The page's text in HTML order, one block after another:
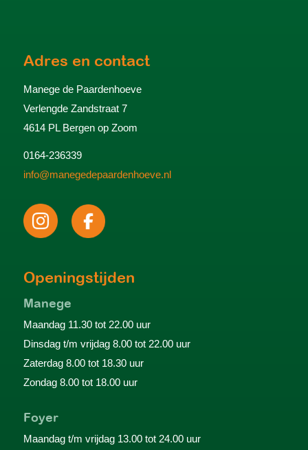
Adres en contact
Manege de Paardenhoeve
Verlengde Zandstraat 7
4614 PL Bergen op Zoom
0164-236339
info@manegedepaardenhoeve.nl
Openingstijden
Manege
Maandag 11.30 tot 22.00 uur
Dinsdag t/m vrijdag 8.00 tot 22.00 uur
Zaterdag 8.00 tot 18.30 uur
Zondag 8.00 tot 18.00 uur
Foyer
Maandag t/m vrijdag 13.00 tot 24.00 uur